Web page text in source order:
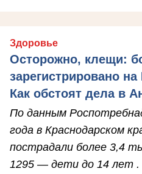
Здоровье
Осторожно, клещи:
зарегистрировано на
Как обстоят дела в
По данным
года в Краснодарском
пострадали более 3,4
1295 — дети до 14 лет .